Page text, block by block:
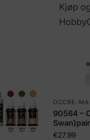
Kjøp
OCCRE-
90564 –
€27.99